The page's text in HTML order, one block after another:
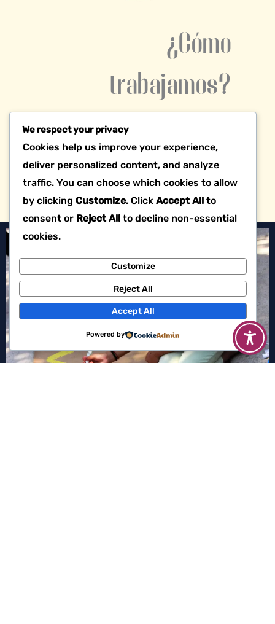
¿Cómo
trabajamos?
Nos inspiramos delfeminismo
comunitariopara nuestra
We respect your privacy
Cookies help us improve your experience,
deliver personalized content, and analyze
traffic. You can choose which cookies to allow
by clicking Customize. Click Accept All to
consent or Reject All to decline non-essential
cookies.
Customize
Reject All
Accept All
Powered by